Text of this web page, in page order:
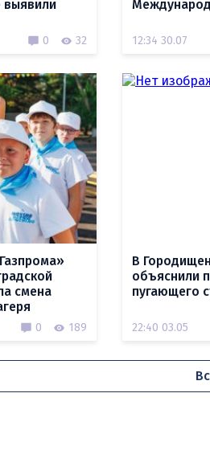
выявили
0 32 12:34 30.07
смена
0 189
В
объяснили
пугающего
22:40 03.05